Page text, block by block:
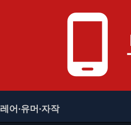
phone_android
레어·유머·자작